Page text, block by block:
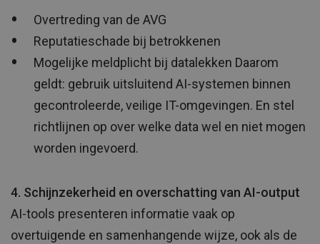
Overtreding van de AVG
Reputatieschade bij betrokkenen
Mogelijke meldplicht bij datalekken Daarom
geldt: gebruik uitsluitend AI-systemen binnen
gecontroleerde, veilige IT-omgevingen. En stel
richtlijnen op over welke data wel en niet mogen
worden ingevoerd.
4. Schijnzekerheid en overschatting van AI-output
AI-tools presenteren informatie vaak op
overtuigende en samenhangende wijze, ook als de